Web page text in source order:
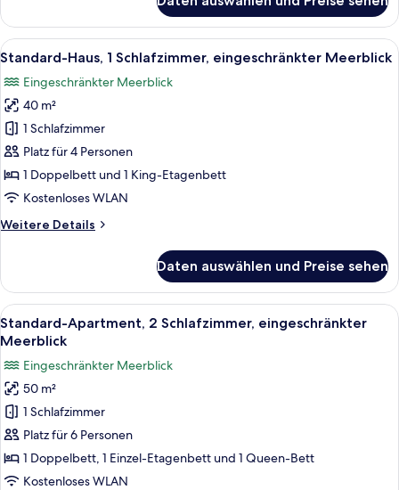
Haus,
Schlafzimmer,
Meerblick
Alle
Fotos
für
Standard-
Haus,
1
Schlafzimmer,
eingeschränkter
anzeigen
Ein Schlafzimmer mit einem Bett,
4
Standard-Haus, 1 Schlafzimmer, eingeschränkter Meerblick
Eingeschränkter Meerblick
40 m²
1 Schlafzimmer
Platz für 4 Personen
1 Doppelbett und 1 King-Etagenbett
Kostenloses WLAN
Weitere Details
Weitere
Haus,
Schlafzimmer,
eingeschränkter
Daten auswählen und Preise sehen
Alle
Fotos
Standard-
Apartment,
2 Schlafzimmer,
eingeschränkter
Meerblick
anzeigen
Ein Schlafsaalzimmer mit zwei
8
Standard-Apartment, 2 Schlafzimmer, eingeschränkter
Meerblick
Eingeschränkter Meerblick
50 m²
1 Schlafzimmer
Platz für 6 Personen
1 Doppelbett, 1 Einzel-Etagenbett und 1 Queen-Bett
Kostenloses WLAN